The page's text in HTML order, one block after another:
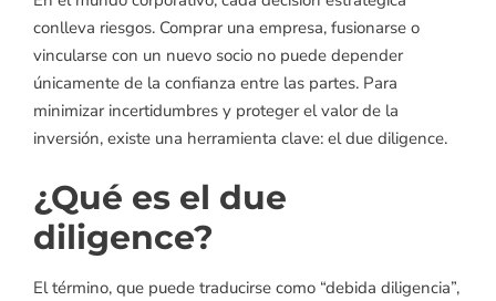
conlleva riesgos. Comprar una empresa, fusionarse o
vincularse con un nuevo socio no puede depender
únicamente de la confianza entre las partes. Para
minimizar incertidumbres y proteger el valor de la
inversión, existe una herramienta clave: el due diligence.
¿Qué es el due
diligence?
El término, que puede traducirse como “debida diligencia”,